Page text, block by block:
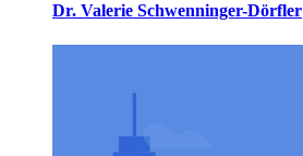
Dr. Valerie Schwenninger-Dörfler